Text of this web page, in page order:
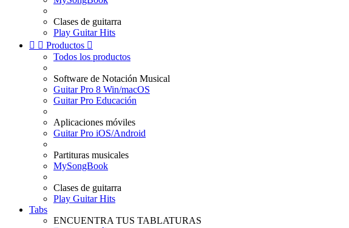
Clases de guitarra
Play Guitar Hits
  Productos 
Todos los productos
Software de Notación Musical
Guitar Pro 8 Win/macOS
Guitar Pro Educación
Aplicaciones móviles
Guitar Pro iOS/Android
Partituras musicales
MySongBook
Clases de guitarra
Play Guitar Hits
Tabs
ENCUENTRA TUS TABLATURAS